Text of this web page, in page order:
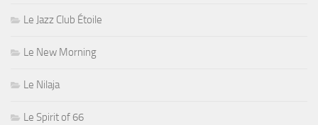
Le Jazz Club Étoile
Le New Morning
Le Nilaja
Le Spirit of 66